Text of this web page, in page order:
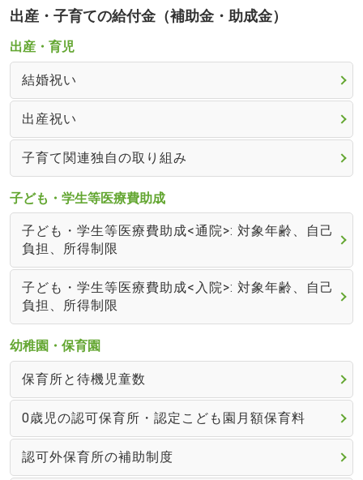
出産・子育ての給付金（補助金・助成金）
出産・育児
結婚祝い
出産祝い
子育て関連独自の取り組み
子ども・学生等医療費助成
子ども・学生等医療費助成<通院>: 対象年齢、自己
負担、所得制限
子ども・学生等医療費助成<入院>: 対象年齢、自己
負担、所得制限
幼稚園・保育園
保育所と待機児童数
0歳児の認可保育所・認定こども園月額保育料
認可外保育所の補助制度